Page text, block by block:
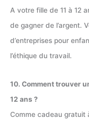
A votre fille de 11 à 12
de gagner de l’argent.
d’entreprises pour
l’éthique du travail.
10. Comment trouver
12 ans ?
Comme cadeau gratuit